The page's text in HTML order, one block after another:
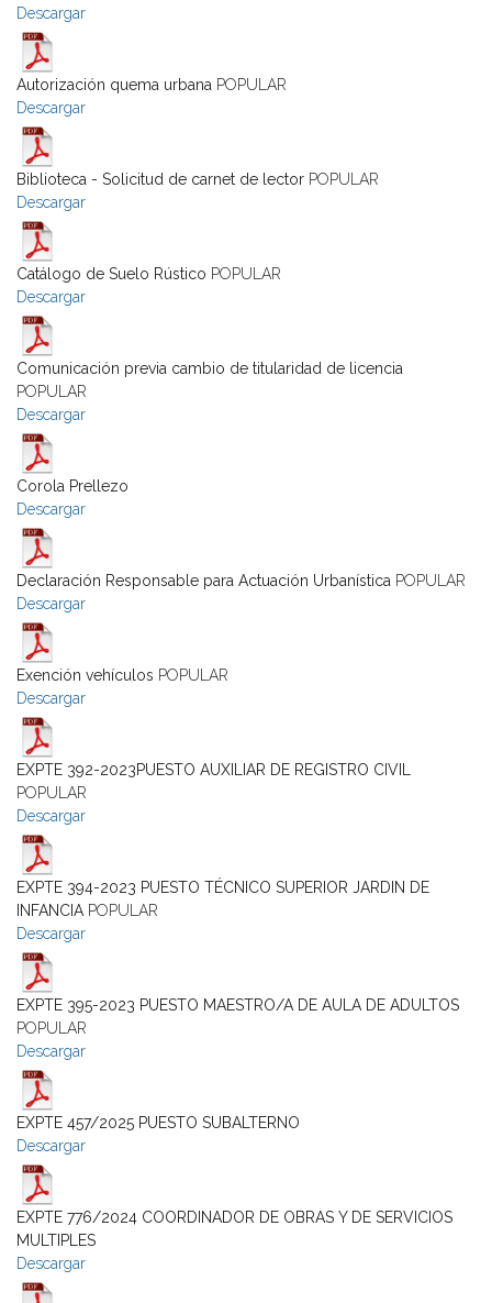
Descargar
Autorización quema urbana POPULAR
Descargar
Biblioteca - Solicitud de carnet de lector POPULAR
Descargar
Catálogo de Suelo Rústico POPULAR
Descargar
Comunicación previa cambio de titularidad de licencia
POPULAR
Descargar
Corola Prellezo
Descargar
Declaración Responsable para Actuación Urbanística POPULAR
Descargar
Exención vehículos POPULAR
Descargar
EXPTE 392-2023PUESTO AUXILIAR DE REGISTRO CIVIL
POPULAR
Descargar
EXPTE 394-2023 PUESTO TÉCNICO SUPERIOR JARDIN DE
INFANCIA POPULAR
Descargar
EXPTE 395-2023 PUESTO MAESTRO/A DE AULA DE ADULTOS
POPULAR
Descargar
EXPTE 457/2025 PUESTO SUBALTERNO
Descargar
EXPTE 776/2024 COORDINADOR DE OBRAS Y DE SERVICIOS
MULTIPLES
Descargar